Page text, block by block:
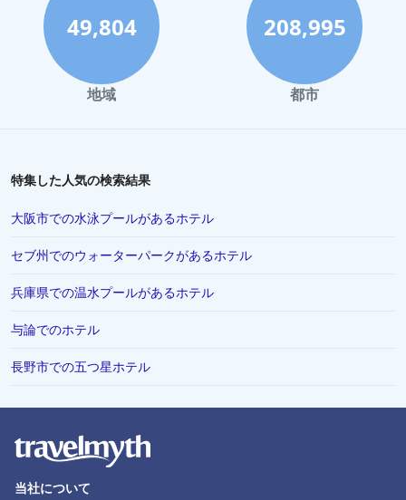
川崎市でのホテル
与論でのホテル
倉敷市でのホテル
蒲郡市でのホテル
三島市でのホテル
岐阜市でのホテル
米子市でのホテル
調布市でのホテル
埼玉県でのホテル
49,804
地域
208,995
都市
特集した人気の検索結果
大阪市での水泳プールがあるホテル
セブ州でのウォーターパークがあるホテル
兵庫県での温水プールがあるホテル
与論でのホテル
長野市での五つ星ホテル
当社について